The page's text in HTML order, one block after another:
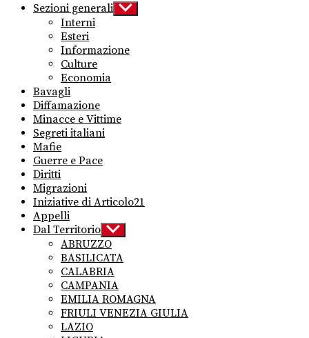
Sezioni generali Show
sub
Interni
Esteri
Informazione
Culture
Economia
Bavagli
Diffamazione
Minacce e Vittime
Segreti italiani
Mafie
Guerre e Pace
Diritti
Migrazioni
Iniziative di Articolo21
Appelli
Dal Territorio Show
sub
menu
ABRUZZO
BASILICATA
CALABRIA
CAMPANIA
EMILIA ROMAGNA
FRIULI VENEZIA GIULIA
LAZIO